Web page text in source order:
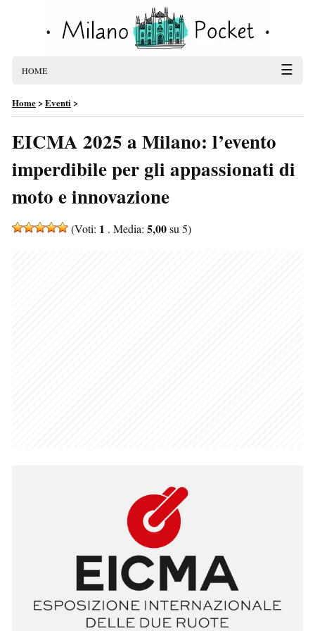
HOME ☰
Home>Eventi>
EICMA 2025 a Milano: l’evento
imperdibile per gli appassionati di
moto e innovazione
(Voti: 1 . Media: 5,00su 5)